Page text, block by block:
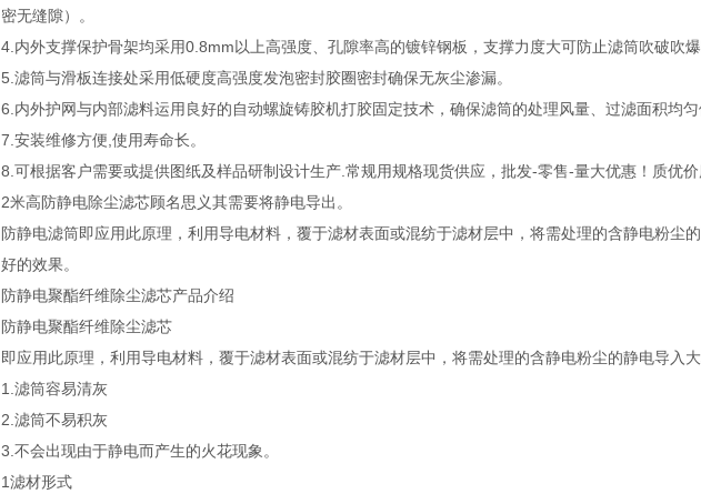
密无缝隙）。
4.内外支撑保护骨架均采用0.8mm以上高强度、孔隙率高的镀锌钢板，支撑力度大可防止滤筒吹破吹爆
5.滤筒与滑板连接处采用低硬度高强度发泡密封胶圈密封确保无灰尘渗漏。
6.内外护网与内部滤料运用良好的自动螺旋铸胶机打胶固定技术，确保滤筒的处理风量、过滤面积均匀
7.安装维修方便,使用寿命长。
8.可根据客户需要或提供图纸及样品研制设计生产.常规用规格现货供应，批发-零售-量大优惠！质优价
2米高防静电除尘滤芯顾名思义其需要将静电导出。
防静电滤筒即应用此原理，利用导电材料，覆于滤材表面或混纺于滤材层中，将需处理的含静电粉尘
好的效果。
防静电聚酯纤维除尘滤芯产品介绍
防静电聚酯纤维除尘滤芯
即应用此原理，利用导电材料，覆于滤材表面或混纺于滤材层中，将需处理的含静电粉尘的静电导入
1.滤筒容易清灰
2.滤筒不易积灰
3.不会出现由于静电而产生的火花现象。
1滤材形式